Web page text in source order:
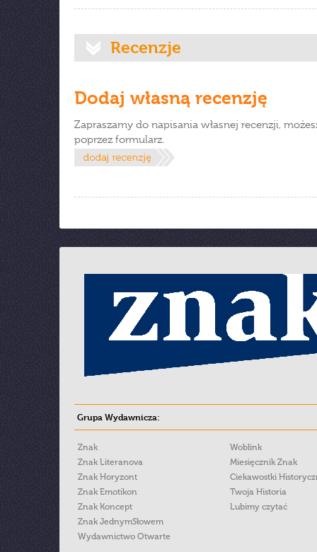
Recenzje
Dodaj własną recenzję
Zapraszamy do napisania własnej recenzji,
poprzez formularz.
Grupa Wydawnicza:
Znak
Znak Literanova
Znak Horyzont
Znak Emotikon
Znak Koncept
Znak JednymSłowem
Wydawnictwo Otwarte
Woblink
Miesięcznik Znak
Ciekawostki
Twoja Historia
Lubimy czytać